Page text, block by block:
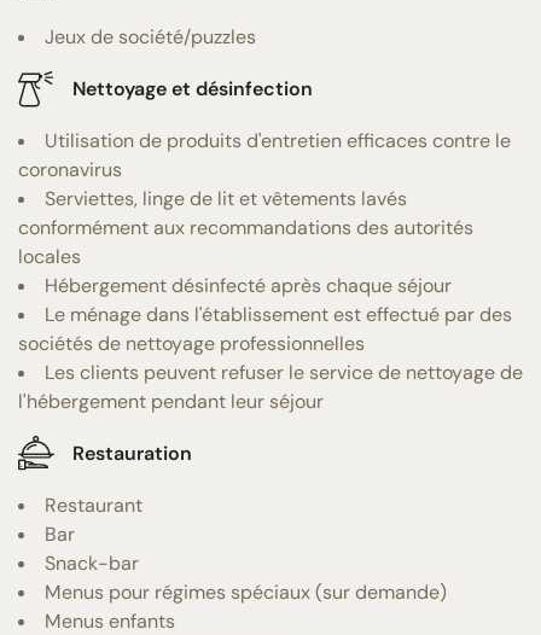
Jeux de société/puzzles
Nettoyage et désinfection
Utilisation de produits d'entretien efficaces contre le
coronavirus
Serviettes, linge de lit et vêtements lavés
conformément aux recommandations des autorités
locales
Hébergement désinfecté après chaque séjour
Le ménage dans l'établissement est effectué par des
sociétés de nettoyage professionnelles
Les clients peuvent refuser le service de nettoyage de
l'hébergement pendant leur séjour
Restauration
Restaurant
Bar
Snack-bar
Menus pour régimes spéciaux (sur demande)
Menus enfants